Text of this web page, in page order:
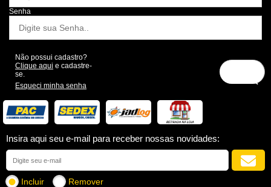
Senha
Não possui cadastro?
Clique aqui e cadastre-
se.
Esqueci minha senha
Insira aqui seu e-mail para receber nossas novidades:
Incluir Remover